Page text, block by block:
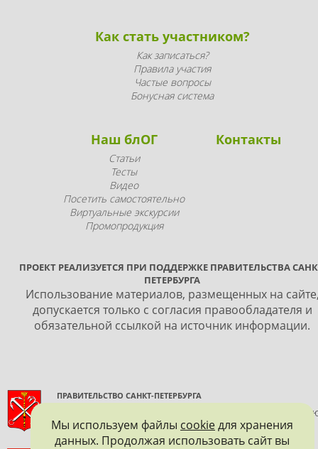
Как стать участником?
Как записаться?
Правила участия
Частые вопросы
Бонусная система
Наш блОГ
Статьи
Тесты
Видео
Посетить самостоятельно
Виртуальные экскурсии
Промопродукция
Контакты
ПРОЕКТ РЕАЛИЗУЕТСЯ ПРИ ПОДДЕРЖКЕ ПРАВИТЕЛЬСТВА
ПЕТЕРБУРГА
Использование материалов, размещенных на
допускается только с согласия правообладателя и
обязательной ссылкой на источник информации.
ПРАВИТЕЛЬСТВО САНКТ-ПЕТЕРБУРГА
КОМИТЕТ ПО ГОСУДАРСТВЕННОМУ КОНТРОЛЮ,
И ОХРАНЕ ПАМЯТНИКОВ ИСТОРИИ И КУЛЬТУРЫ
Мы используем файлы cookieдля хранения
данных. Продолжая использовать сайт вы